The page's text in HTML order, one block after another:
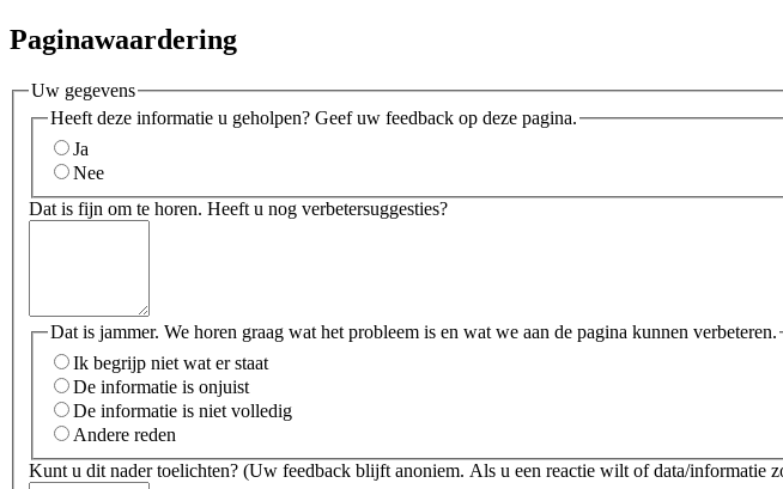
Paginawaardering
Uw gegevens
Heeft deze informatie u geholpen? Geef uw feedback op deze pagina.
Ja
Nee
Dat is fijn om te horen. Heeft u nog verbetersuggesties?
Dat is jammer. We horen graag wat het probleem is en wat we aan de pagina kunnen verbeteren.
Ik begrijp niet wat er staat
De informatie is onjuist
De informatie is niet volledig
Andere reden
Kunt u dit nader toelichten? (Uw feedback blijft anoniem. Als u een reactie wilt of data/informatie